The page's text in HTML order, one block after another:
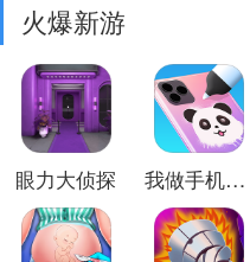
火爆新游
眼力大侦探 我做手机壳特好看